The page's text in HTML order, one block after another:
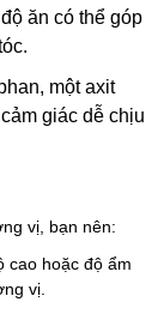
ăn có thể góp
một axit
giác dễ chịu
vị, bạn nên:
cao hoặc độ ẩm
vị.